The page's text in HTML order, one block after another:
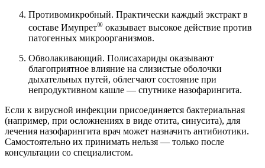
Противомикробный. Практически каждый экстракт в
составе Имупрет® оказывает высокое действие против
патогенных микроорганизмов.
Обволакивающий. Полисахариды оказывают
благоприятное влияние на слизистые оболочки
дыхательных путей, облегчают состояние при
непродуктивном кашле — спутнике назофарингита.
Если к вирусной инфекции присоединяется бактериальная
(например, при осложнениях в виде отита, синусита), для
лечения назофарингита врач может назначить антибиотики.
Самостоятельно их принимать нельзя — только после
консультации со специалистом.